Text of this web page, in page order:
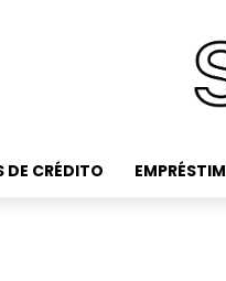
DE CRÉDITO